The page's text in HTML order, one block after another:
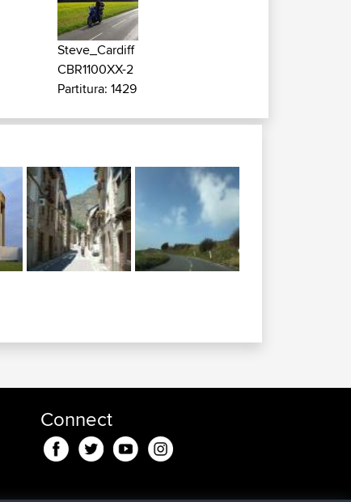
Steve_Cardiff
CBR1100XX-2
Partitura: 1429
Connect